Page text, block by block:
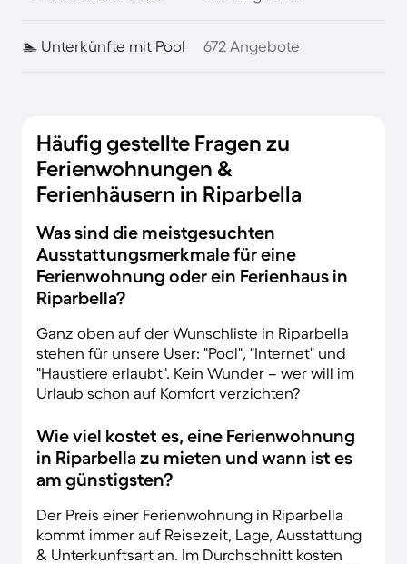
🏊 Unterkünfte mit Pool 672 Angebote
Häufig gestellte Fragen zu
Ferienwohnungen &
Ferienhäusern in Riparbella
Was sind die meistgesuchten
Ausstattungsmerkmale für eine
Ferienwohnung oder ein Ferienhaus in
Riparbella?
Ganz oben auf der Wunschliste in Riparbella
stehen für unsere User: "Pool", "Internet" und
"Haustiere erlaubt". Kein Wunder – wer will im
Urlaub schon auf Komfort verzichten?
Wie viel kostet es, eine Ferienwohnung
in Riparbella zu mieten und wann ist es
am günstigsten?
Der Preis einer Ferienwohnung in Riparbella
kommt immer auf Reisezeit, Lage, Ausstattung
& Unterkunftsart an. Im Durchschnitt kosten